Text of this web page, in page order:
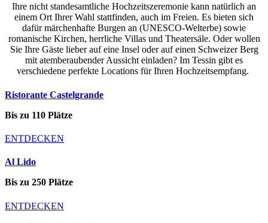
Ihre nicht standesamtliche Hochzeitszeremonie kann natürlich an
einem Ort Ihrer Wahl stattfinden, auch im Freien. Es bieten sich
dafür märchenhafte Burgen an (UNESCO-Welterbe) sowie
romanische Kirchen, herrliche Villas und Theatersäle. Oder wollen
Sie Ihre Gäste lieber auf eine Insel oder auf einen Schweizer Berg
mit atemberaubender Aussicht einladen? Im Tessin gibt es
verschiedene perfekte Locations für Ihren Hochzeitsempfang.
Ristorante Castelgrande
Bis zu 110 Plätze
ENTDECKEN
Al Lido
Bis zu 250 Plätze
ENTDECKEN